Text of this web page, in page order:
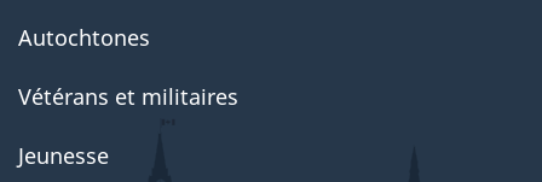
Autochtones
Vétérans et militaires
Jeunesse